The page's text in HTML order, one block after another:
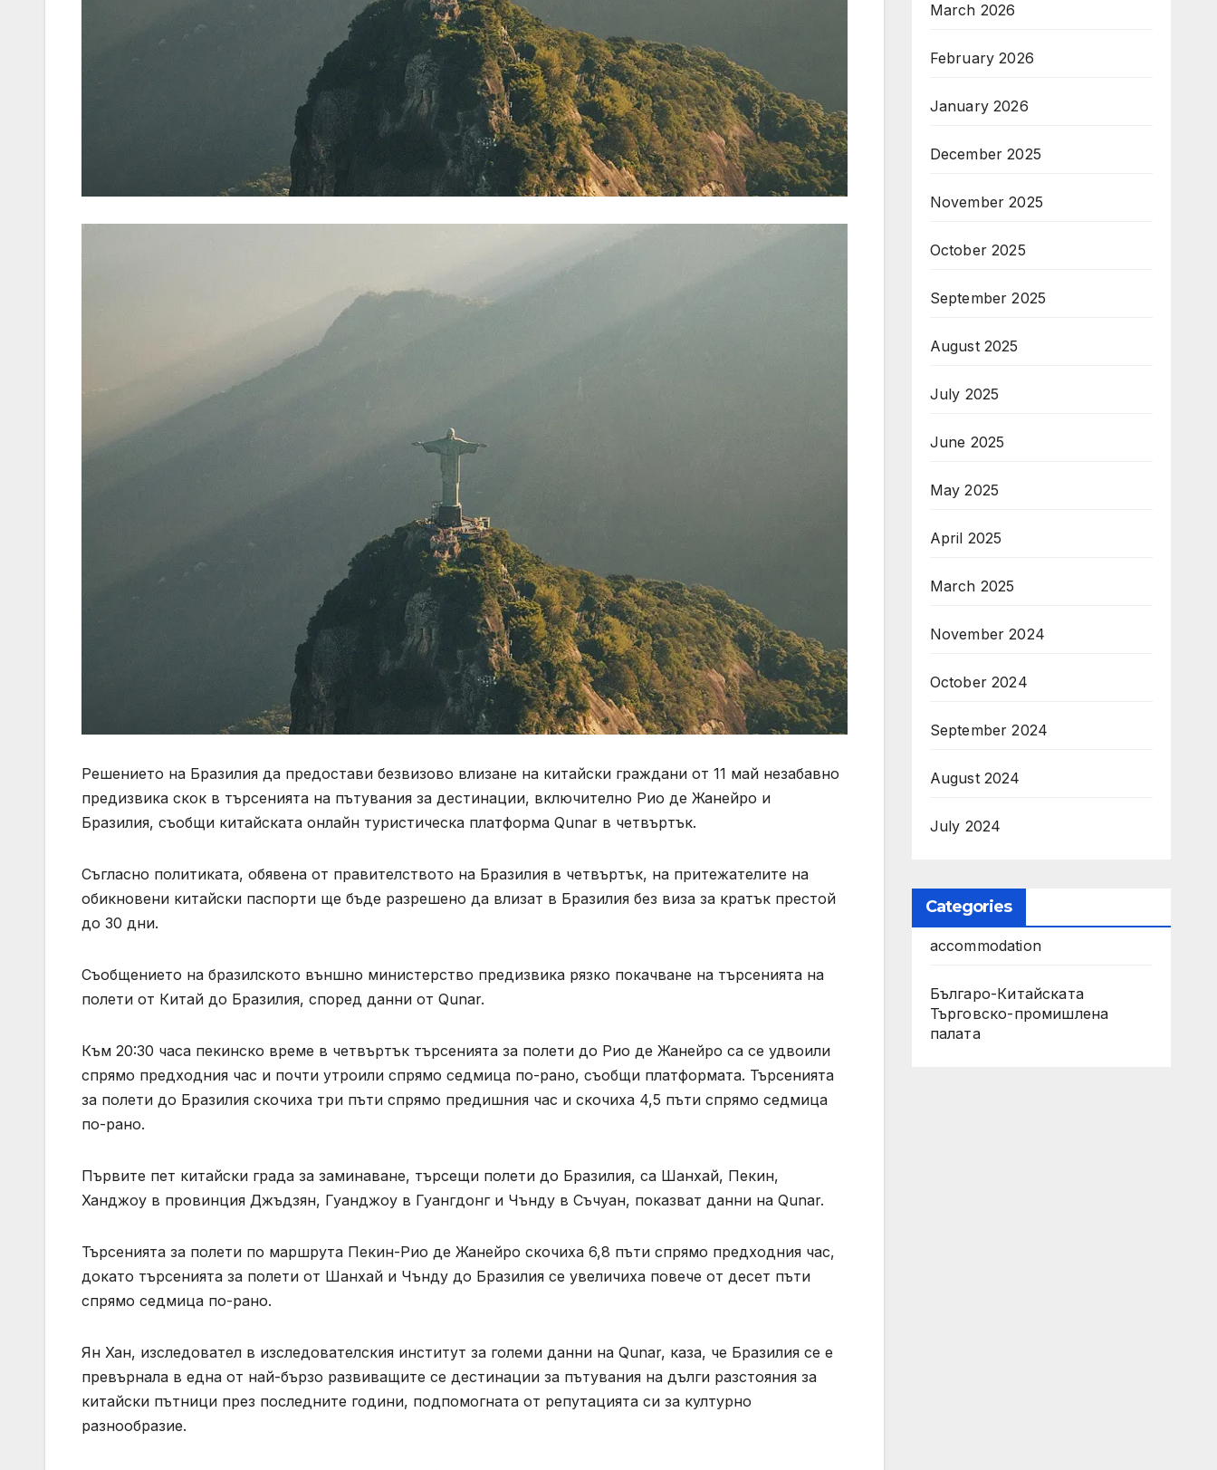
Решението на Бразилия да предостави безвизово влизане на китайски граждани от 11 май незабавно
предизвика скок в търсенията на пътувания за дестинации, включително Рио де Жанейро и
Бразилия, съобщи китайската онлайн туристическа платформа Qunar в четвъртък.
Съгласно политиката, обявена от правителството на Бразилия в четвъртък, на притежателите на
обикновени китайски паспорти ще бъде разрешено да влизат в Бразилия без виза за кратък престой
до 30 дни.
Съобщението на бразилското външно министерство предизвика рязко покачване на търсенията на
полети от Китай до Бразилия, според данни от Qunar.
Към 20:30 часа пекинско време в четвъртък търсенията за полети до Рио де Жанейро са се удвоили
спрямо предходния час и почти утроили спрямо седмица по-рано, съобщи платформата. Търсенията
за полети до Бразилия скочиха три пъти спрямо предишния час и скочиха 4,5 пъти спрямо седмица
по-рано.
Първите пет китайски града за заминаване, търсещи полети до Бразилия, са Шанхай, Пекин,
Ханджоу в провинция Джъдзян, Гуанджоу в Гуангдонг и Чънду в Съчуан, показват данни на Qunar.
Търсенията за полети по маршрута Пекин-Рио де Жанейро скочиха 6,8 пъти спрямо предходния час,
докато търсенията за полети от Шанхай и Чънду до Бразилия се увеличиха повече от десет пъти
спрямо седмица по-рано.
Ян Хан, изследовател в изследователския институт за големи данни на Qunar, каза, че Бразилия се е
превърнала в една от най-бързо развиващите се дестинации за пътувания на дълги разстояния за
китайски пътници през последните години, подпомогната от репутацията си за културно
разнообразие.
March 2026
February 2026
January 2026
December 2025
November 2025
October 2025
September 2025
August 2025
July 2025
June 2025
May 2025
April 2025
March 2025
November 2024
October 2024
September 2024
August 2024
July 2024
Categories
accommodation
Българо-Китайската
Търговско-промишлена
палата